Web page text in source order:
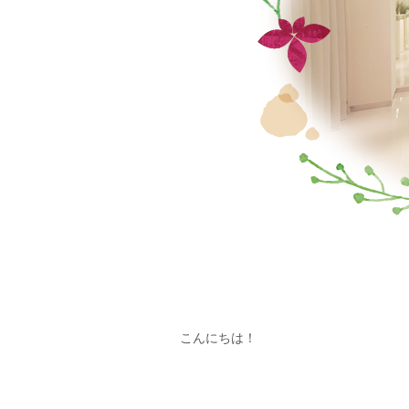
こんにちは！